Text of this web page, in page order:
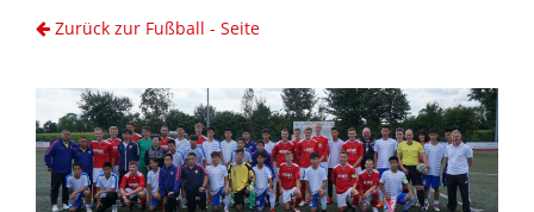
Zurück zur Fußball - Seite